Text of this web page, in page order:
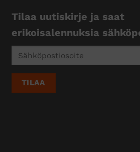
Tilaa uutiskirje ja saat
erikoisalennuksia